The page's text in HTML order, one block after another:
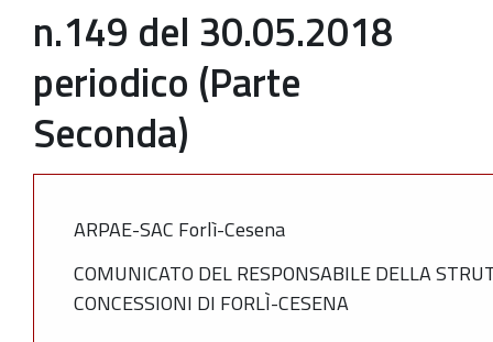
n.149 del 30.05.2018
periodico (Parte
Seconda)
ARPAE-SAC Forlì-Cesena
COMUNICATO DEL RESPONSABILE DELLA
CONCESSIONI DI FORLÌ-CESENA